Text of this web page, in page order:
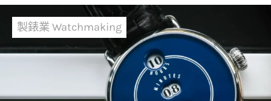
製錶業 Watchmaking